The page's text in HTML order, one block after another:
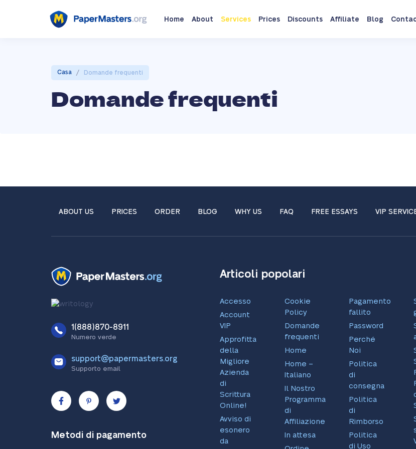
Home About Services Prices Discounts Affiliate Blog
Casa / Domande frequenti
Domande frequenti
ABOUT US PRICES ORDER BLOG WHY US FAQ FREE ESSAYS VIP
1(888)870-8911
Numero verde
support@papermasters.org
Supporto email
Metodi di pagamento
Articoli popolari
Accesso
Account
VIP
Approfitta
della
Migliore
Azienda
di
Scrittura
Online!
Avviso di
esonero
da
Cookie
Policy
Domande
frequenti
Home
Home –
Italiano
Il Nostro
Programma
di
Affiliazione
In attesa
Pagamento
fallito
Password
Perché
Noi
Politica
di
consegna
Politica
di
Rimborso
Politica
di Uso